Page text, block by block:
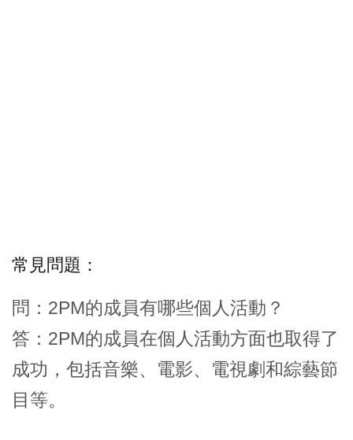
常見問題：
問：2PM的成員有哪些個人活動？
答：2PM的成員在個人活動方面也取得了
成功，包括音樂、電影、電視劇和綜藝節
目等。